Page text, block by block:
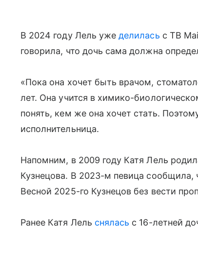
В 2024 году Лель ужеделилась с ТВ
говорила, что дочь сама должна
«Пока она хочет быть врачом,
лет. Она учится в химико-
понять, кем же она хочет стать.
исполнительница.
Напомним, в 2009 году Катя Лель
Кузнецова. В 2023-м певица сообщила,
Весной 2025-го Кузнецов без вести
Ранее Катя Лель снялась с 16-летней